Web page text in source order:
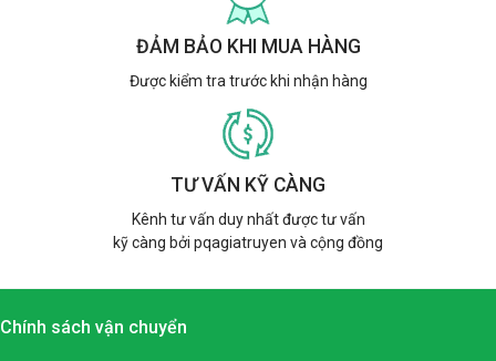
ĐẢM BẢO KHI MUA HÀNG
Được kiểm tra trước khi nhận hàng
TƯ VẤN KỸ CÀNG
Kênh tư vấn duy nhất được tư vấn
kỹ càng bởi pqagiatruyen và cộng đồng
Chính sách vận chuyển